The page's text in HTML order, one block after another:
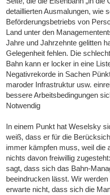
detaillierten Ausmalungen, wie
Beförderungsbetriebs von
Land unter den
Jahre und Jahrzehnte gelitten
Gelegenheit fehlen. Die
Bahn kann er locker in eine
Negativrekorde in Sachen
maroder Infrastruktur usw.
bessere Arbeitsbedingungen
Notwendig
In einem Punkt hat Weselsky
weiß, dass er für die
immer kämpfen muss, weil die
nichts davon freiwillig
sagt, dass sich das Bahn-
beeindrucken lässt. Wir
erwarte nicht, dass sich die